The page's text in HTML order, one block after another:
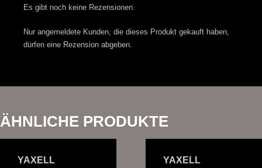
Es gibt noch keine Rezensionen.
Nur angemeldete Kunden, die dieses Produkt gekauft haben,
dürfen eine Rezension abgeben.
ÄHNLICHE PRODUKTE
YAXELL
YAXELL